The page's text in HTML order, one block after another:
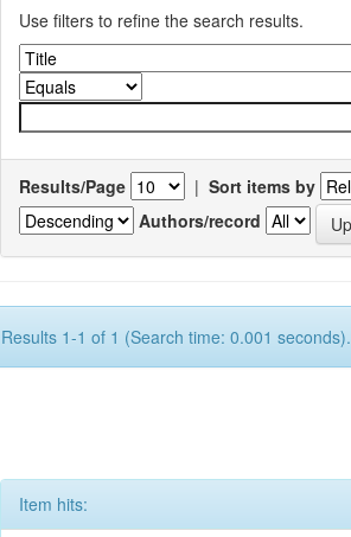
Use filters to refine the search results.
Results/Page | Sort items by
Authors/record
Results 1-1 of 1 (Search time: 0.001 seconds).
Item hits: